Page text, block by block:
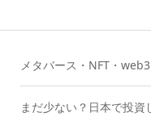
メタバース・NFT・
まだ少ない？日本で投